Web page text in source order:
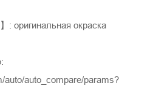
: оригинальная окраска
auto/auto_compare/params?